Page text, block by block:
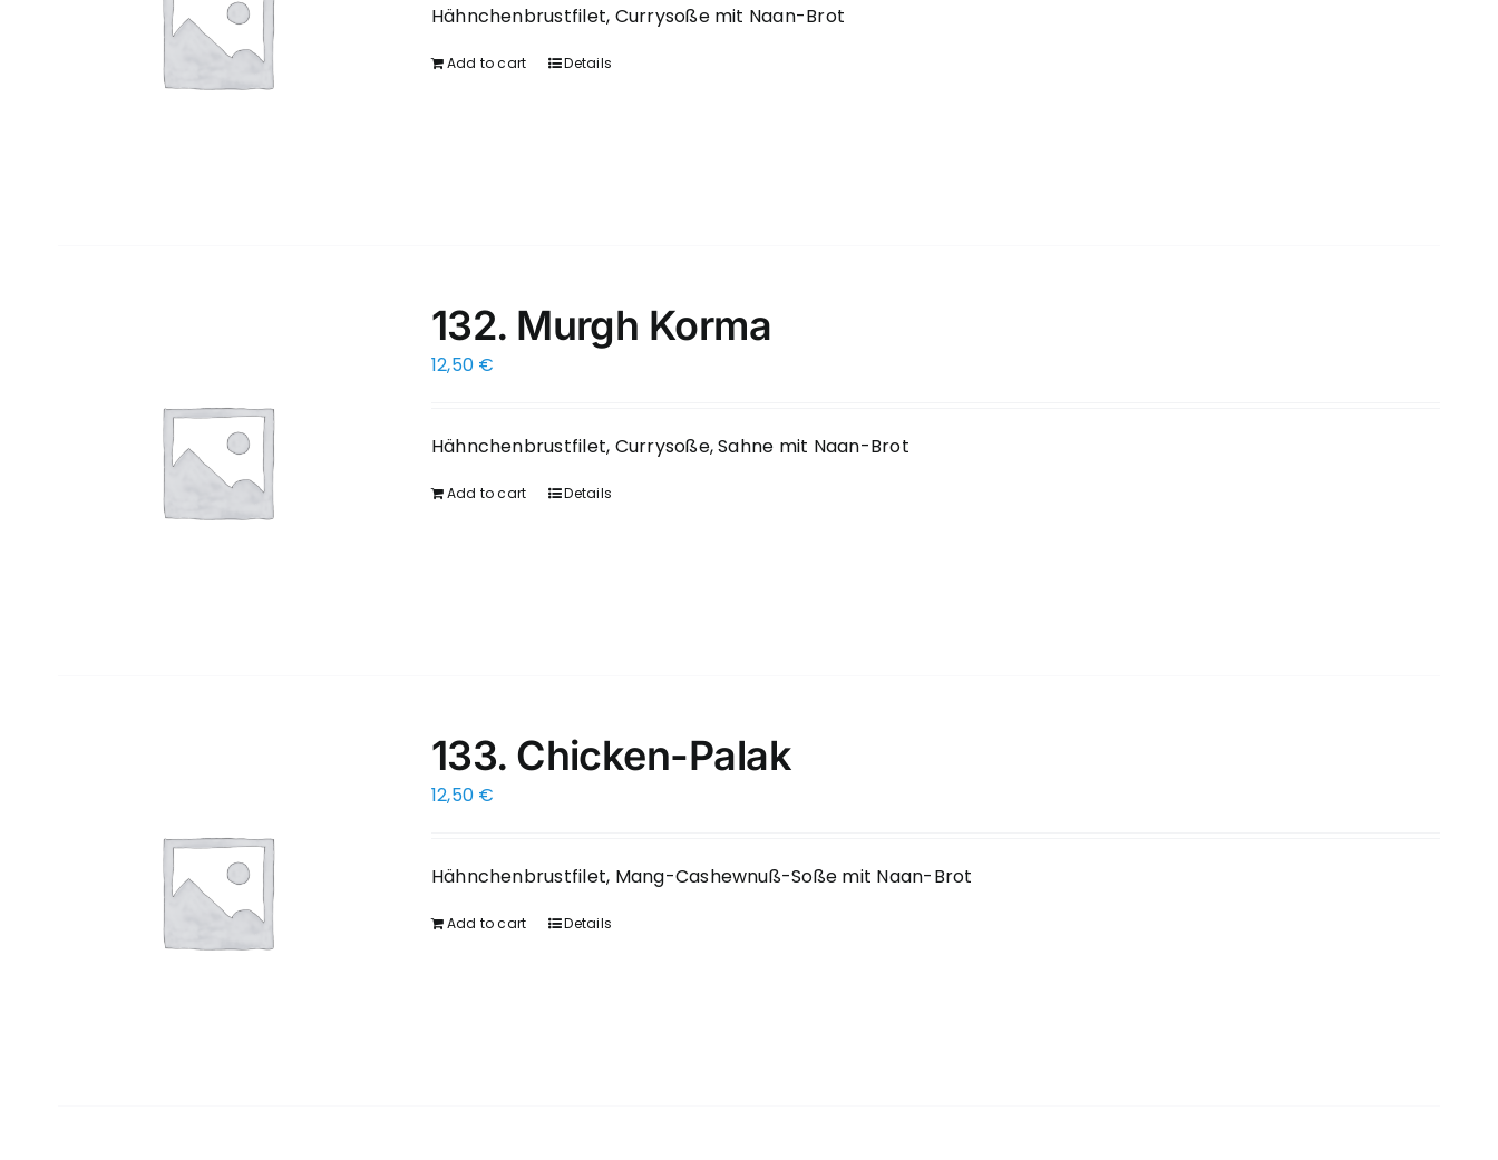
Hähnchenbrustfilet, Currysoße mit Naan-Brot
Add to cart Details
132. Murgh Korma
12,50 €
Hähnchenbrustfilet, Currysoße, Sahne mit Naan-Brot
Add to cart Details
133. Chicken-Palak
12,50 €
Hähnchenbrustfilet, Mang-Cashewnuß-Soße mit Naan-Brot
Add to cart Details